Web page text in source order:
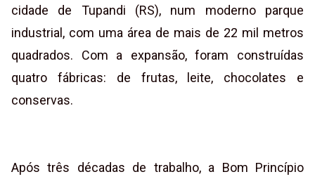
cidade de Tupandi (RS), num moderno parque
industrial, com uma área de mais de 22 mil metros
quadrados. Com a expansão, foram construídas
quatro fábricas: de frutas, leite, chocolates e
conservas.
Após três décadas de trabalho, a Bom Princípio